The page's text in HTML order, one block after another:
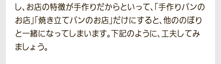
し、お店の特徴が手作りだからといって、「手作りパンの
お店」「焼き立てパンのお店」だけにすると、他ののぼり
と一緒になってしまいます。下記のように、工夫してみ
ましょう。